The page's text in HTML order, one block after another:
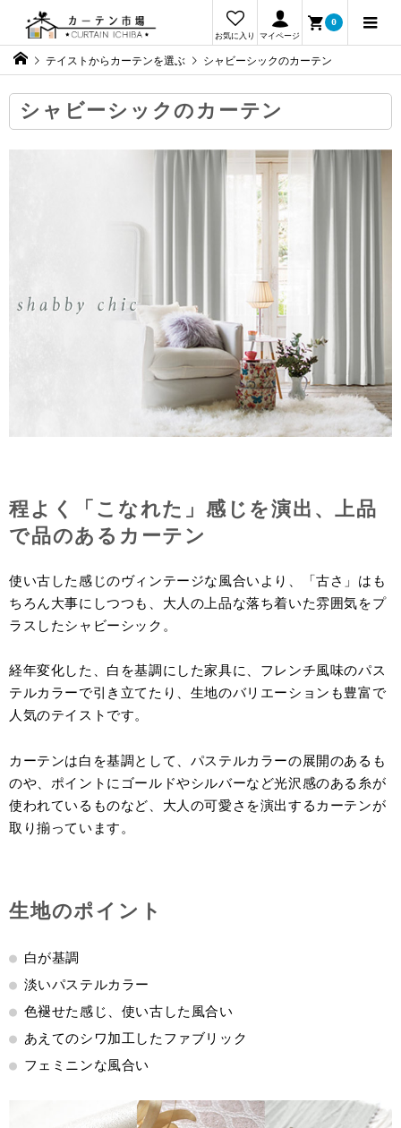
0
お気に入り マイページ
テイストからカーテンを選ぶ シャビーシックのカーテン
シャビーシックのカーテン
程よく「こなれた」感じを演出、上品
で品のあるカーテン
使い古した感じのヴィンテージな風合いより、「古さ」はも
ちろん大事にしつつも、大人の上品な落ち着いた雰囲気をプ
ラスしたシャビーシック。
経年変化した、白を基調にした家具に、フレンチ風味のパス
テルカラーで引き立てたり、生地のバリエーションも豊富で
人気のテイストです。
カーテンは白を基調として、パステルカラーの展開のあるも
のや、ポイントにゴールドやシルバーなど光沢感のある糸が
使われているものなど、大人の可愛さを演出するカーテンが
取り揃っています。
生地のポイント
白が基調
淡いパステルカラー
色褪せた感じ、使い古した風合い
あえてのシワ加工したファブリック
フェミニンな風合い